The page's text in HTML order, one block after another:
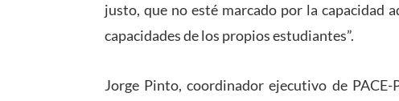
justo, que no esté marcado por la capacidad
capacidades de los propios estudiantes”.
Jorge Pinto, coordinador ejecutivo de